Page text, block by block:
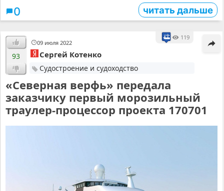
0 читать дальше
09 июля 2022
119
93 Сергей Котенко
Судостроение и судоходство
«Северная верфь» передала
заказчику первый морозильный
траулер-процессор проекта 170701